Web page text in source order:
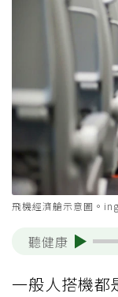
飛機經濟艙示意圖。
聽健康
一般人搭機都